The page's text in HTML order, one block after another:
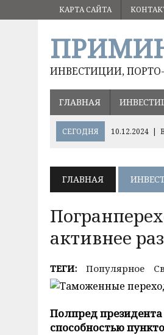
КАРТА САЙТА
ИНВЕСТИЦИИ,
ГЛАВНАЯ
СЕГОДНЯ 10.12.2024 |
ХЭЙЛУНЦЗЯН
ГЛАВНАЯ
активнее
ТЕГИ: Популярное
Полпред
способностью